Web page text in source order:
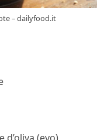
– dailyfood.it